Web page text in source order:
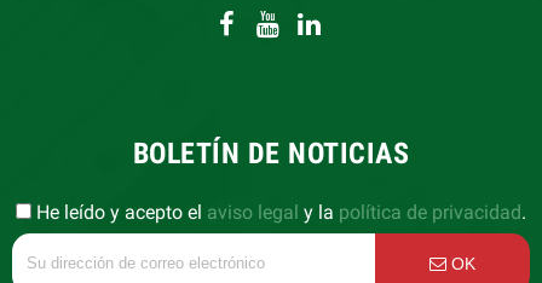
BOLETÍN DE NOTICIAS
He leído y acepto el aviso legal y la política de privacidad.
OK